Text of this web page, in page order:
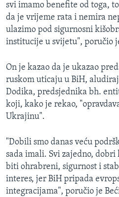
svi imamo benefite od toga,
da je vrijeme rata i nemira
ulazimo pod sigurnosni
institucije u svijetu", poručio
On je kazao da je ukazao
ruskom uticaju u BiH,
Dodika, predsjednika bh.
koji, kako je rekao,
Ukrajinu".
"Dobili smo danas veću
sada imali. Svi zajedno,
biti ohrabreni, sigurnost i
interes, jer BiH pripada
integracijama", poručio je